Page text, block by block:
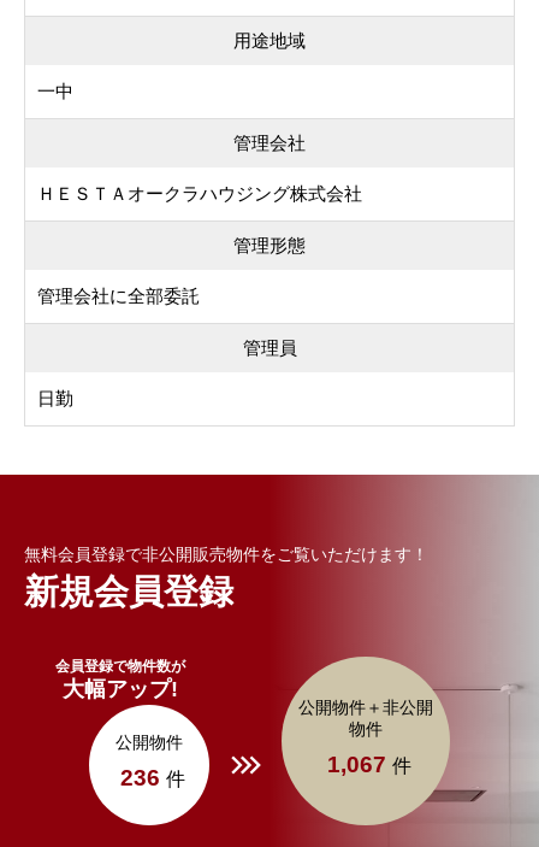
用途地域
一中
管理会社
ＨＥＳＴＡオークラハウジング株式会社
管理形態
管理会社に全部委託
管理員
日勤
無料会員登録で非公開販売物件をご覧いただけます！
新規会員登録
会員登録で物件数が
大幅アップ!
公開物件
236 件
公開物件＋非公開
物件
1,067 件